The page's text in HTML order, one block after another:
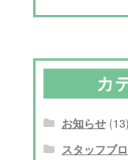
カ
お知らせ(13)
スタッフブ